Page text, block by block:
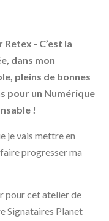
- C’est la
dans mon
pleins de bonnes
pour un Numérique
!
je vais mettre en
progresser ma
pour cet atelier de
Signataires Planet